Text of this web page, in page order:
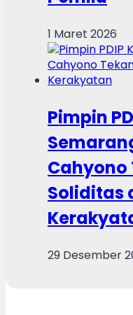
1 Maret 2026
Pimpin
Cahyono
Soliditas
29 Desember